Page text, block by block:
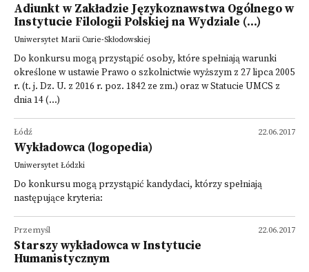
Adiunkt w Zakładzie Językoznawstwa Ogólnego w
Instytucie Filologii Polskiej na Wydziale (...)
Uniwersytet Marii Curie-Skłodowskiej
Do konkursu mogą przystąpić osoby, które spełniają warunki
określone w ustawie Prawo o szkolnictwie wyższym z 27 lipca 2005
r. (t. j. Dz. U. z 2016 r. poz. 1842 ze zm.) oraz w Statucie UMCS z
dnia 14 (...)
22.06.2017
Łódź
Wykładowca (logopedia)
Uniwersytet Łódzki
Do konkursu mogą przystąpić kandydaci, którzy spełniają
następujące kryteria:
22.06.2017
Przemyśl
Starszy wykładowca w Instytucie
Humanistycznym